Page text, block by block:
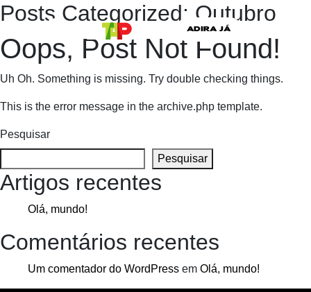
ADIRA JÁ
Posts Categorized: Outubro
Oops, Post Not Found!
Uh Oh. Something is missing. Try double checking things.
This is the error message in the archive.php template.
Pesquisar
Pesquisar
Artigos recentes
Olá, mundo!
Comentários recentes
Um comentador do WordPress em Olá, mundo!